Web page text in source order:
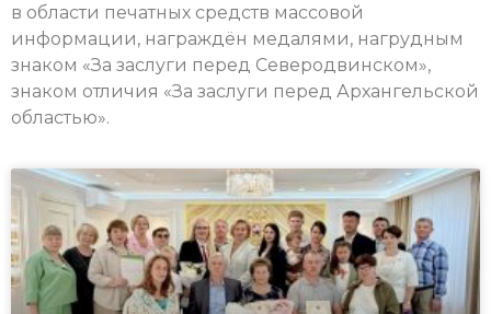
в области печатных средств массовой
информации, награждён медалями, нагрудным
знаком «За заслуги перед Северодвинском»,
знаком отличия «За заслуги перед Архангельской
областью».